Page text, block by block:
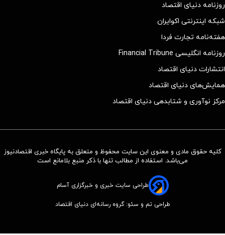
روزنامه دنیای اقتصاد
شبکه اینترنتی اکوایران
هفته‌نامه تجارت فردا
روزنامه انگلیسی Financial Tribune
انتشارات دنیای اقتصاد
همایش‌های دنیای اقتصاد
مرکز نوآوری و شتابدهی دنیای اقتصاد
کلیه حقوق مادی و معنوی این سایت محفوظ و متعلق به پایگاه خبری اقتصادنیوز
می‌باشد. استفاده از مطالب تنها با ذکر منبع بلامانع است
طراحی سایت خبری و خبرگزاری آسام
طراحی تم و سئو: گروه رسانه‌ای دنیای اقتصاد